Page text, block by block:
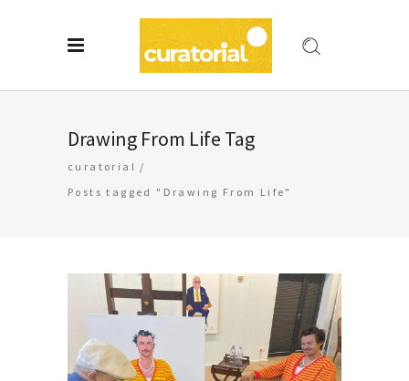
Drawing From Life Tag
curatorial /
Posts tagged "Drawing From Life"